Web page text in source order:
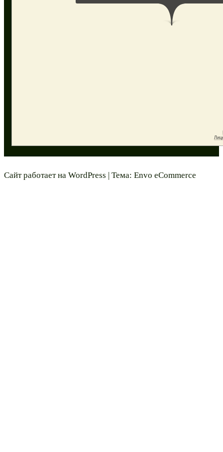
Сайт работает на WordPress | Тема: Envo eCommerce